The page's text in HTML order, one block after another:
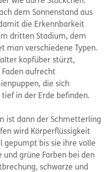
dem Sonnenstand aus
die Erkennbarkeit
dritten Stadium, dem
man verschiedene Typen.
kopfüber stürzt,
aufrecht
die sich
in der Erde befinden.
ist dann der Schmetterling
wird Körperflüssigkeit
gepumpt bis sie ihre volle
grüne Farben bei den
schwarze und